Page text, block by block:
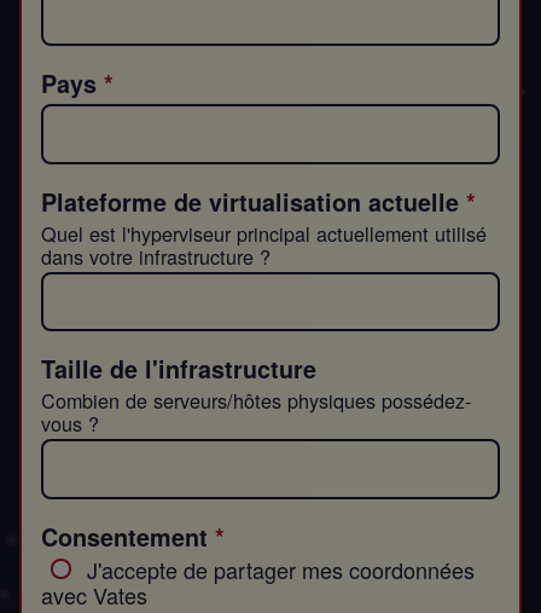
Pays
Plateforme de virtualisation actuelle
Quel est l'hyperviseur principal actuellement utilisé
dans votre infrastructure ?
Taille de l'infrastructure
Combien de serveurs/hôtes physiques possédez-
vous ?
Consentement
J'accepte de partager mes coordonnées
avec Vates